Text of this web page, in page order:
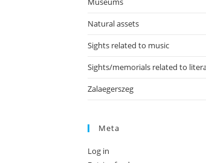
Natural assets
Sights related to music
Sights/memorials related to
Zalaegerszeg
Meta
Log in